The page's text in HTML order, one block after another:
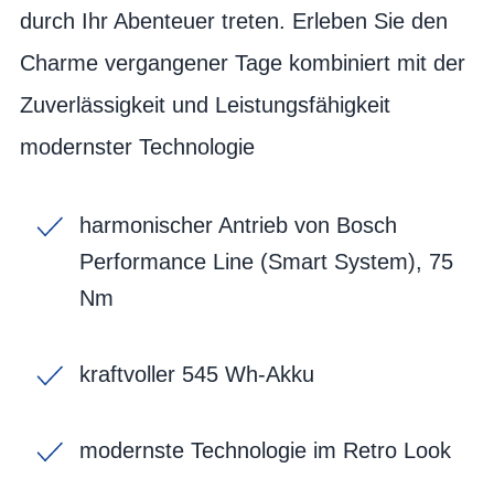
durch Ihr Abenteuer treten. Erleben Sie den
Charme vergangener Tage kombiniert mit der
Zuverlässigkeit und Leistungsfähigkeit
modernster Technologie
harmonischer Antrieb von Bosch
Performance Line (Smart System), 75
Nm
kraftvoller 545 Wh-Akku
modernste Technologie im Retro Look